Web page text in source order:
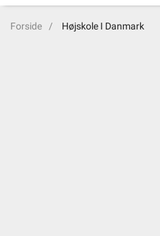
Forside Højskole I Danmark